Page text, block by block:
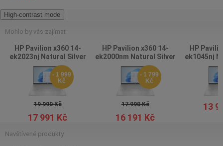
High-contrast mode
Mohlo by vás zajímat
HP Pavilion x360 14-
ek2023nj Natural Silver
- 1 999
Kč
19 990 Kč
17 991 Kč
HP Pavilion x360 14-
ek2000nm Natural Silver
- 1 799
Kč
17 990 Kč
16 191 Kč
HP
ek1045nj
13
Navštívené produkty